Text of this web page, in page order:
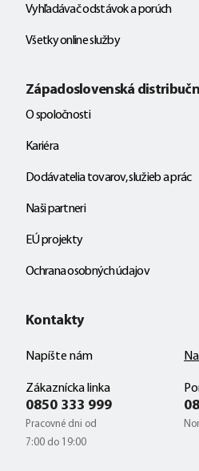
Vyhľadávač odstávok a porúch
Všetky online služby
Západoslovenská
O spoločnosti
Kariéra
Dodávatelia tovarov, služieb a prác
Naši partneri
EÚ projekty
Ochrana osobných údajov
Kontakty
Napíšte nám
Zákaznícka linka
0850 333 999
Pracovné dni od
7:00 do 19:00